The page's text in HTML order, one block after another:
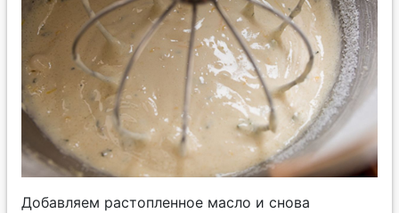
Добавляем растопленное масло и снова